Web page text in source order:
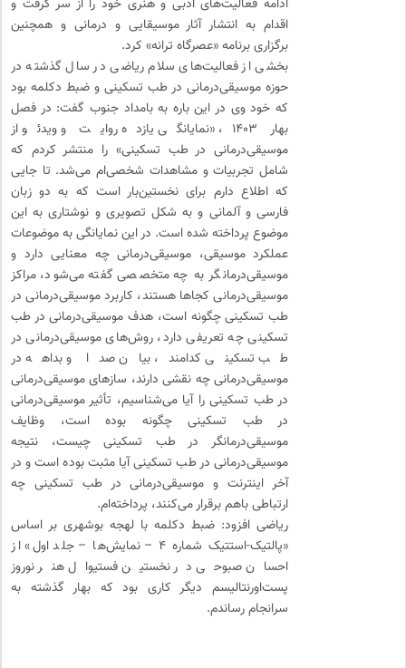
ادامه فعالیت‌های ادبی و هنری خود را از سر گرفت و
اقدام به انتشار آثار موسیقایی و درمانی و همچنین
برگزاری برنامه‌ «عصرگاه ترانه» کرد.
بخشی از فعالیت‌های سلام ریاضی در سال گذشته در
حوزه‌ موسیقی‌درمانی در طب تسکینی و ضبط دکلمه بود
که خود وی در این باره به بامداد جنوب گفت: در فصل
بهار ۱۴۰۳، «نمایانگی یازده روایت و ویدئو از
موسیقی‌درمانی در طب تسکینی» را منتشر کردم که
شامل تجربیات و مشاهدات شخصی‌‌ام می‌شد. تا‌ جایی
که اطلاع دارم برای نخستین‌بار است که به دو‌ زبان
فارسی و‌ آلمانی ‌و به شکل تصویری و نوشتاری به این
موضوع پرداخته شده است. در این نمایانگی به موضوعات
عملکرد موسیقی، موسیقی‌درمانی چه معنایی دارد و
موسیقی‌درمانگر به چه متخصصی گفته می‌شود، مراکز
موسیقی‌درمانی کجاها هستند، کاربرد موسیقی‌درمانی در
طب تسکینی چگونه است، هدف موسیقی‌درمانی در طب
تسکینی چه تعریفی دارد، روش‌های موسیقی‌درمانی در
طب تسکینی کدامند، بیان صدا و بداهه در
موسیقی‌درمانی چه نقشی دارند، سازهای موسیقی‌درمانی
در طب تسکینی را آیا می‌شناسیم، تأثیر موسیقی‌درمانی
در طب تسکینی چگونه بوده است، وظایف
موسیقی‌درمانگر در طب تسکینی چیست، نتیجه
موسیقی‌درمانی در طب تسکینی آیا مثبت بوده است و در
آخر اینترنت و موسیقی‌‌‌‌‌درمانی در طب تسکینی چه
ارتباطی باهم برقرار می‌کنند، پرداخته‌ام.
ریاضی افزود: ضبط دکلمه با لهجه بوشهری بر اساس
«پالتیک-استتیک شماره ۴ – نمایش‌ها – جلد اول‌» از
احسان صبوحی در نخستین فستیوال هنر نوروز
پست‌اورنتالیسم دیگر کاری بود که بهار گذشته به
سرانجام رساندم.